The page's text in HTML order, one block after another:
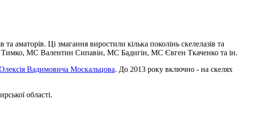
аматорів. Ці змагання виростили кілька поколінь скелелазів та
МС Валентин Сипавін, МС Бадигін, МС Євген Ткаченко та ін.
Вадимовича Москальцова. До 2013 року включно - на скелях
області.